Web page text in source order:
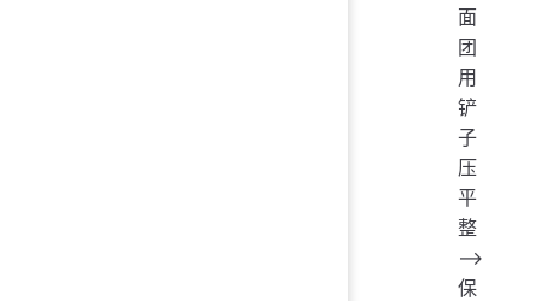
面
团
用
铲
子
压
平
整
——>
保